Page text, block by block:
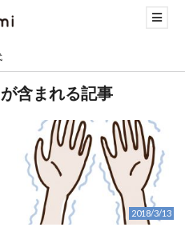
含まれる記事
2018/3/13